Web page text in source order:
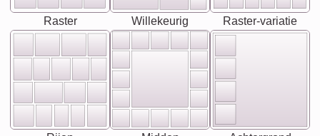
Raster Willekeurig Raster-variatie